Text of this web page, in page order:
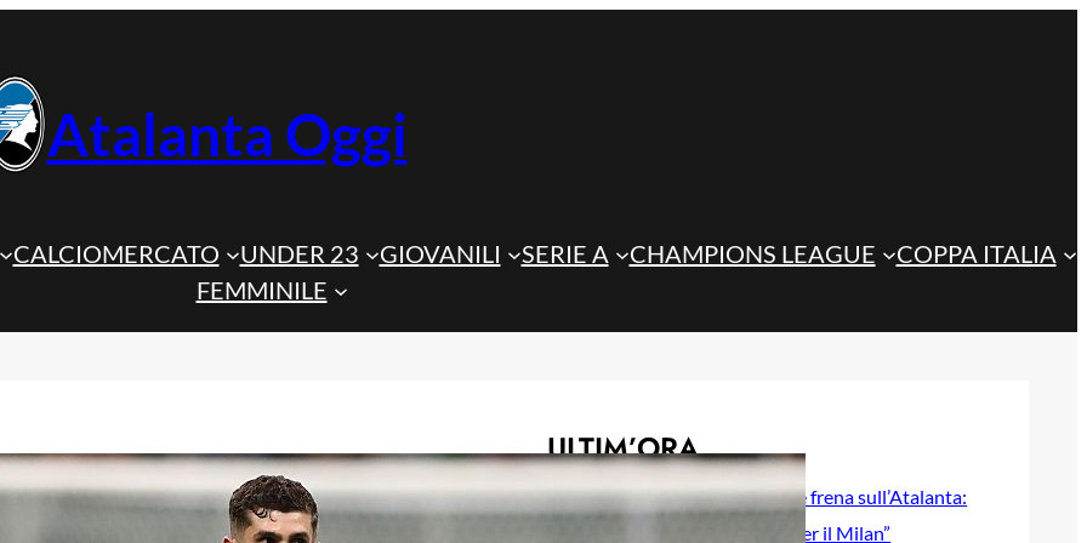
Atalanta Oggi
CALCIOMERCATO UNDER 23 GIOVANILI SERIE A CHAMPIONS LEAGUE
COPPA ITALIA
FEMMINILE
ULTIM’ORA
Jashari, l’agente frena sull’Atalanta:
“Ha le qualità per il Milan”